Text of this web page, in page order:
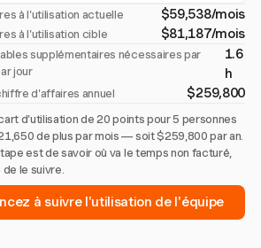
à l'utilisation actuelle $59,538/mois
à l'utilisation cible $81,187/mois
supplémentaires nécessaires par
jour
1.6
h
d'affaires annuel $259,800
d'utilisation de 20 points pour 5 personnes
de plus par mois — soit $259,800 par an.
est de savoir où va le temps non facturé,
le suivre.
à suivre l'utilisation de l'équipe